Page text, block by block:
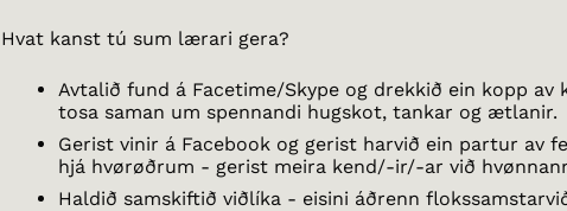
Hvat kanst tú sum lærari gera?
Avtalið fund á Facetime/Skype og drekkið ein kopp av
tosa saman um spennandi hugskot, tankar og ætlanir.
Gerist vinir á Facebook og gerist harvið ein partur av
hjá hvørøðrum - gerist meira kend/-ir/-ar við
Haldið samskiftið viðlíka - eisini áðrenn